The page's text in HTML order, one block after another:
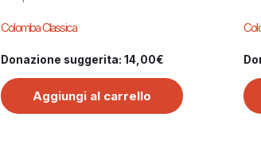
Colomba Classica
Donazione suggerita: 14,00€
Aggiungi al carrello